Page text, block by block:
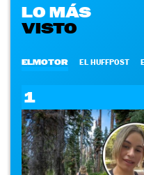
LO MÁS
VISTO
ELMOTOR EL HUFFPOST
1